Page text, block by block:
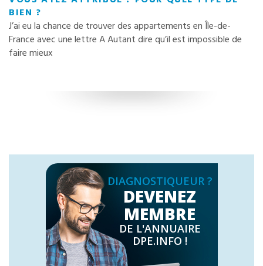
BIEN ?
J’ai eu la chance de trouver des appartements en Île-de-
France avec une lettre A Autant dire qu’il est impossible de
faire mieux
DIAGNOSTIQUEUR ?
DEVENEZ
MEMBRE
DE L'ANNUAIRE
DPE.INFO !